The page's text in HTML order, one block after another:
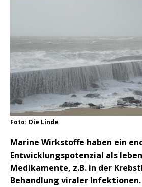
Foto: Die Linde
Marine Wirkstoffe haben ein
Entwicklungspotenzial als
Medikamente, z.B. in der
Behandlung viraler